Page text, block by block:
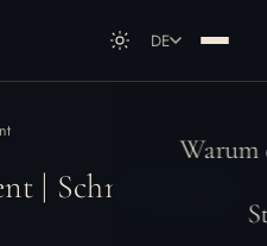
DE
DE Deutsch
| Schnitzeljagd